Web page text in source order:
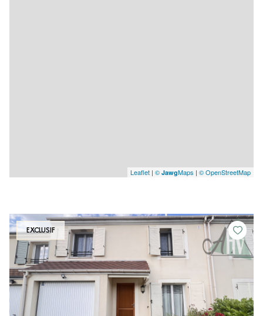
Leaflet | © JawgMaps | © OpenStreetMap
EXCLUSIF